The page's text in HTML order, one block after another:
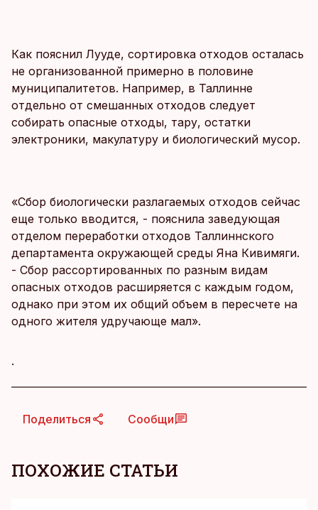
Как пояснил Лууде, сортировка отходов осталась
не организованной примерно в половине
муниципалитетов. Например, в Таллинне
отдельно от смешанных отходов следует
собирать опасные отходы, тару, остатки
электроники, макулатуру и биологический мусор.
«Сбор биологически разлагаемых отходов сейчас
еще только вводится, - пояснила заведующая
отделом переработки отходов Таллиннского
департамента окружающей среды Яна Кивимяги.
- Сбор рассортированных по разным видам
опасных отходов расширяется с каждым годом,
однако при этом их общий объем в пересчете на
одного жителя удручающе мал».
.
Поделиться Сообщи
ПОХОЖИЕ СТАТЬИ